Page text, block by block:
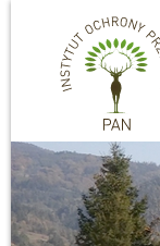
Przejdź do głównej treści